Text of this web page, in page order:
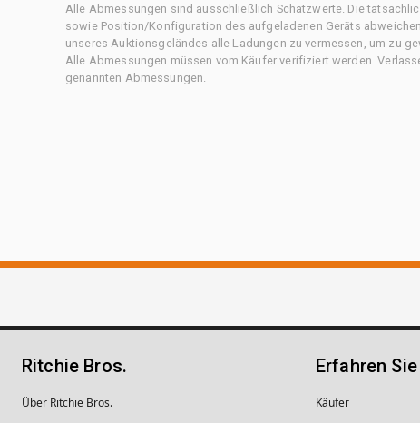
Alle Abmessungen sind ausschließlich Schätzwerte. Die
sowie Position/Konfiguration des aufgeladenen Geräts
unseres Auktionsgeländes alle Ladungen zu vermessen, um zu
Alle Abmessungen müssen vom Käufer verifiziert werden.
genannten Abmessungen.
Ritchie Bros.
Über Ritchie Bros.
Erfahren
Käufer